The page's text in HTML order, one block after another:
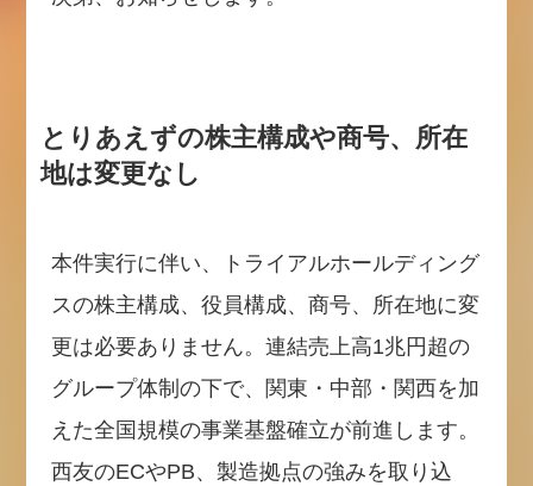
とりあえずの株主構成や商号、所在
地は変更なし
本件実行に伴い、トライアルホールディング
スの株主構成、役員構成、商号、所在地に変
更は必要ありません。連結売上高1兆円超の
グループ体制の下で、関東・中部・関西を加
えた全国規模の事業基盤確立が前進します。
西友のECやPB、製造拠点の強みを取り込